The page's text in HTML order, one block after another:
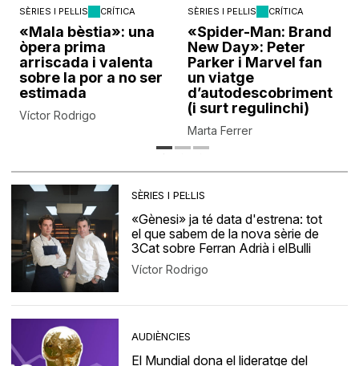
SÈRIES I PEL·LIS CRÍTICA
«Mala bèstia»: una
òpera prima
arriscada i valenta
sobre la por a no ser
estimada
Víctor Rodrigo
SÈRIES I PEL·LIS CRÍTICA
«Spider-Man: Brand
New Day»: Peter
Parker i Marvel fan
un viatge
d’autodescobriment
(i surt regulinchi)
Marta Ferrer
SÈRIES I PEL·LIS
«Gènesi» ja té data d'estrena: tot
el que sabem de la nova sèrie de
3Cat sobre Ferran Adrià i elBulli
Víctor Rodrigo
AUDIÈNCIES
El Mundial dona el lideratge del